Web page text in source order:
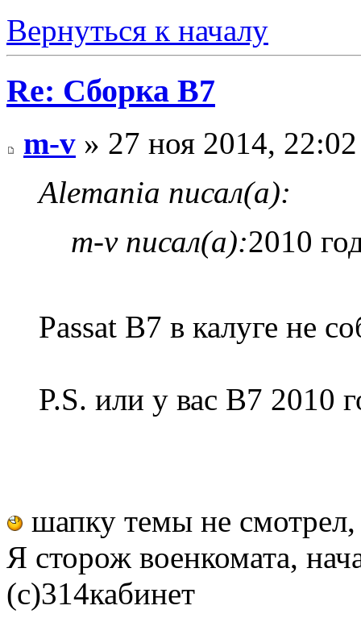
Вернуться к началу
Re: Сборка B7
m-v » 27 ноя 2014, 22:02
Alemania писал(а):
m-v писал(а):2010
Passat B7 в калуге не
P.S. или у вас B7 2010
шапку темы не
Я сторож военкомата,
(с)314кабинет